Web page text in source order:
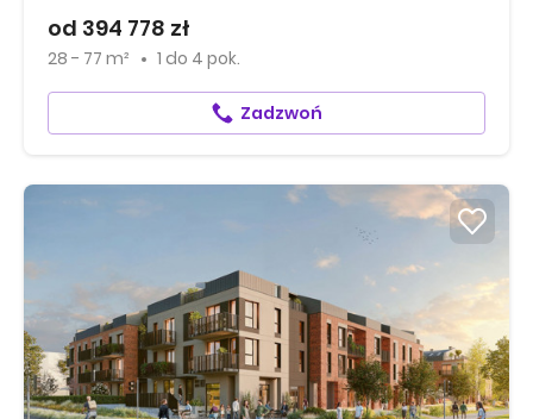
od 394 778 zł
28 - 77 m² 1 do 4 pok.
Zadzwoń